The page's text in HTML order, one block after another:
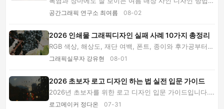
소개합니다. 색상·서체 선택부터 방수 출력 ...
공간그래픽 연구소 최여름 08-02
2026 인쇄물 그래픽디자인 실패 사례 10가지 총정리
RGB 색상, 해상도, 재단 여백, 폰트, 종이와 후가공부터
저작권과 PDF 납품까지 인쇄물 그래픽디자인의 ...
그래픽실무자 강유현 08-01
2026 초보자 로고 디자인 하는 법 실전 입문 가이드
2026년 초보자를 위한 로고 디자인 입문 가이드입니다.
브랜드 기획, 스케치, 서체와 색상 선택, 제작 ...
로고메이커 정다온 07-31